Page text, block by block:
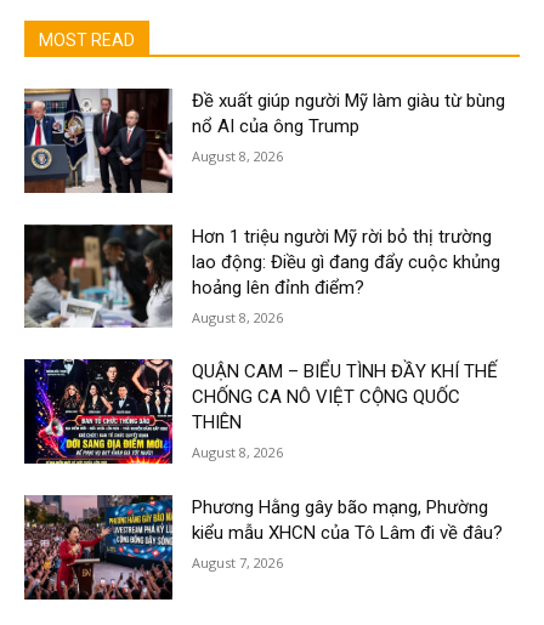
MOST READ
Đề xuất giúp người Mỹ làm giàu từ bùng
nổ AI của ông Trump
August 8, 2026
Hơn 1 triệu người Mỹ rời bỏ thị trường
lao động: Điều gì đang đẩy cuộc khủng
hoảng lên đỉnh điểm?
August 8, 2026
QUẬN CAM – BIỂU TÌNH ĐẦY KHÍ THẾ
CHỐNG CA NÔ VIỆT CỘNG QUỐC
THIÊN
August 8, 2026
Phương Hằng gây bão mạng, Phường
kiểu mẫu XHCN của Tô Lâm đi về đâu?
August 7, 2026